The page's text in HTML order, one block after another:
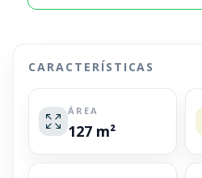
CARACTERÍSTICAS
ÁREA
127 m²